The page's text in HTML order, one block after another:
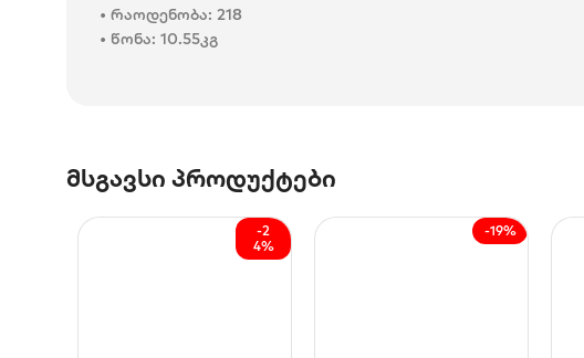
• რაოდენობა: 218
• წონა: 10.55კგ
მსგავსი პროდუქტები
-2
4%
-19%